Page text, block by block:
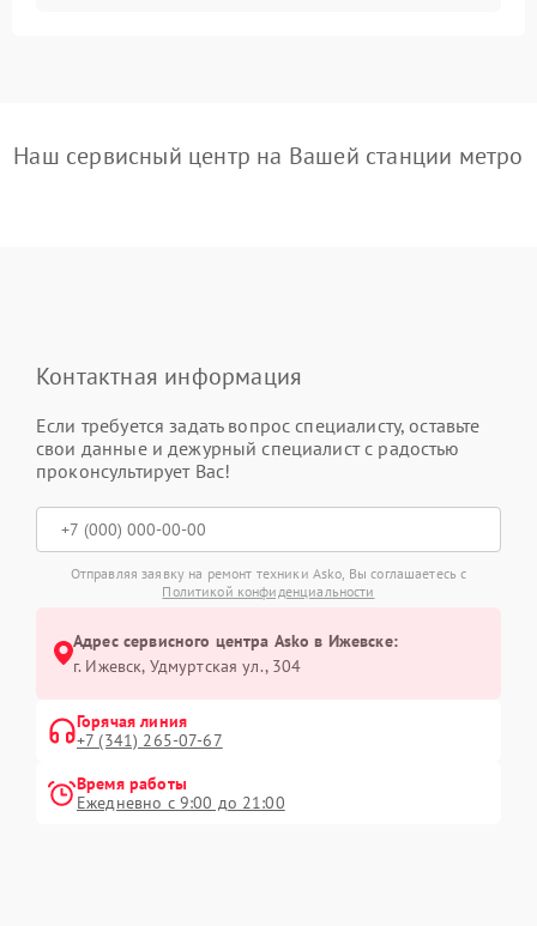
Наш сервисный центр на Вашей станции метро
Контактная информация
Если требуется задать вопрос специалисту, оставьте
свои данные и дежурный специалист с радостью
проконсультирует Вас!
Отправляя заявку на ремонт техники Asko, Вы соглашаетесь с
Политикой конфиденциальности
Адрес сервисного центра Asko в Ижевске:
г. Ижевск, Удмуртская ул., 304
Горячая линия
+7 (341) 265-07-67
Время работы
Ежедневно с 9:00 до 21:00